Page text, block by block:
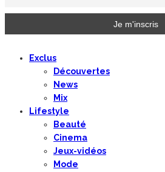
Exclus
Découvertes
News
Mix
Lifestyle
Beauté
Cinema
Jeux-vidéos
Mode